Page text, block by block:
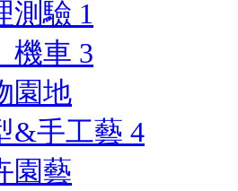
測驗 1
機車 3
園地
&手工藝 4
園藝